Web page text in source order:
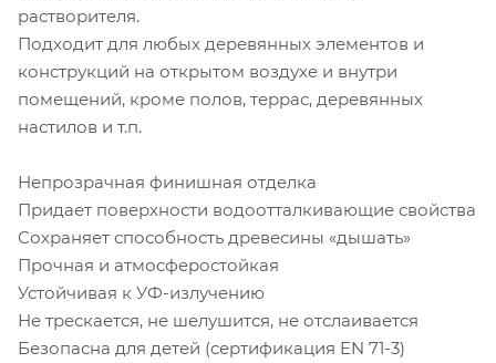
растворителя.
Подходит для любых деревянных элементов и
конструкций на открытом воздухе и внутри
помещений, кроме полов, террас, деревянных
настилов и т.п.
Непрозрачная финишная отделка
Придает поверхности водоотталкивающие свойства
Сохраняет способность древесины «дышать»
Прочная и атмосферостойкая
Устойчивая к УФ-излучению
Не трескается, не шелушится, не отслаивается
Безопасна для детей (сертификация EN 71-3)